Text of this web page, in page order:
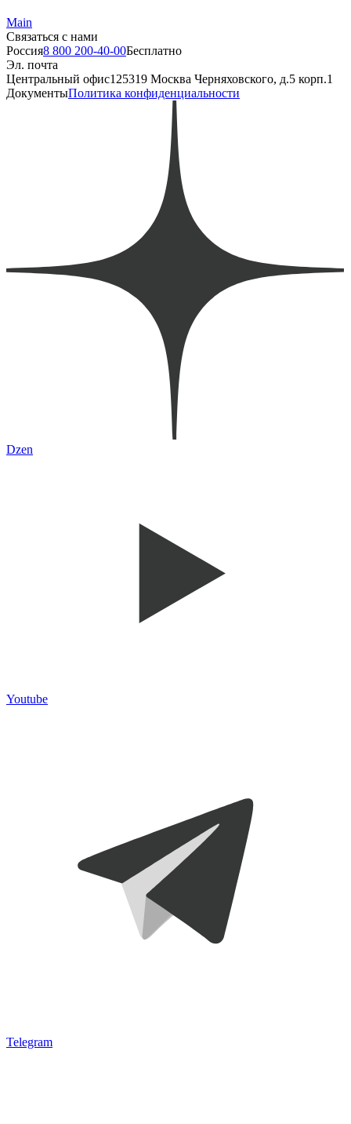
Main
Связаться с нами
Россия8 800 200-40-00Бесплатно
Эл. почта
Центральный офис125319 Москва Черняховского, д.5 корп.1
ДокументыПолитика конфиденциальности
Dzen
Youtube
Telegram